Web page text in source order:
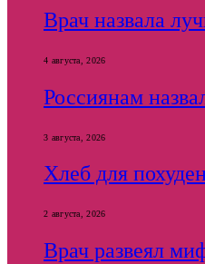
Врач назвала
4 августа, 2026
Россиянам
3 августа, 2026
Хлеб для
2 августа, 2026
Врач развеял